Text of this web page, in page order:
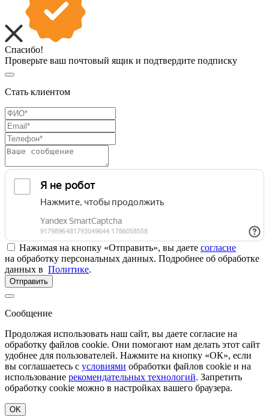
Спасибо!
Проверьте ваш почтовый ящик и подтвердите подписку
Стать клиентом
Нажимая на кнопку «Отправить», вы даете согласие
на обработку персональных данных. Подробнее об обработке
данных в Политике.
Отправить
Сообщение
Продолжая использовать наш сайт, вы даете согласие на
обработку файлов cookie. Они помогают нам делать этот сайт
удобнее для пользователей. Нажмите на кнопку «ОК», если
вы соглашаетесь с условиями обработки файлов cookie и на
использование рекомендательных технологий. Запретить
обработку cookie можно в настройках вашего браузера.
OK